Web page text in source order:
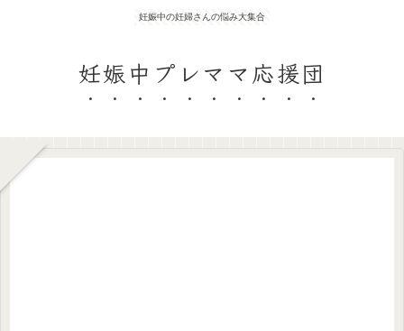
妊娠中の妊婦さんの悩み大集合
妊娠中プレママ応援団